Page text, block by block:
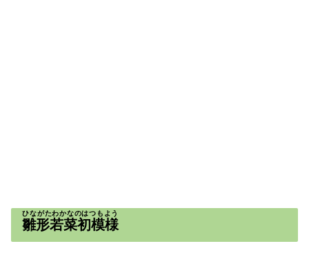
雛形若菜初模様
ひながたわかなのはつもよう